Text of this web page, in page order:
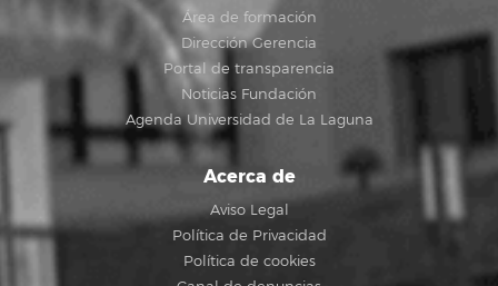
Área de formación
Dirección Gerencia
Portal de transparencia
Noticias Fundación
Agenda Universidad de La Laguna
Acerca de
Aviso Legal
Política de Privacidad
Política de cookies